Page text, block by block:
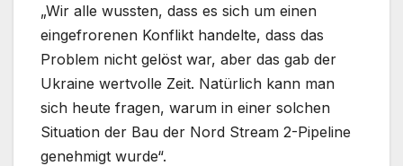
„Wir alle wussten, dass es sich um einen
eingefrorenen Konflikt handelte, dass das
Problem nicht gelöst war, aber das gab der
Ukraine wertvolle Zeit. Natürlich kann man
sich heute fragen, warum in einer solchen
Situation der Bau der Nord Stream 2-Pipeline
genehmigt wurde“.